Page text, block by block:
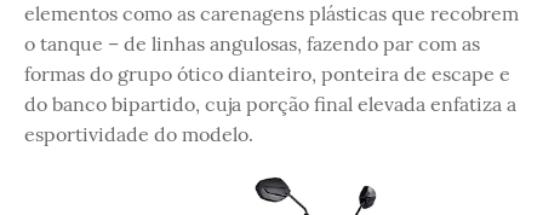
elementos como as carenagens plásticas que recobrem
o tanque – de linhas angulosas, fazendo par com as
formas do grupo ótico dianteiro, ponteira de escape e
do banco bipartido, cuja porção final elevada enfatiza a
esportividade do modelo.